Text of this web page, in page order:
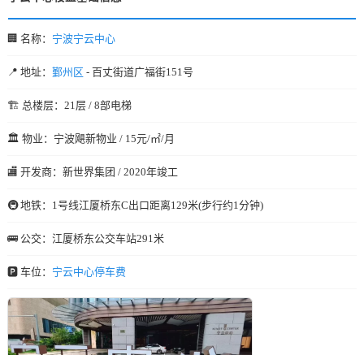
🏢 名称： 宁波宁云中心
📍 地址： 鄞州区 - 百丈街道广福街151号
🏗️ 总楼层：21层 / 8部电梯
🏛️ 物业：宁波飓新物业 / 15元/㎡/月
🏬 开发商：新世界集团 / 2020年竣工
🚇 地铁：1号线江厦桥东C出口距离129米(步行约1分钟)
🚌 公交：江厦桥东公交车站291米
🅿️ 车位： 宁云中心停车费